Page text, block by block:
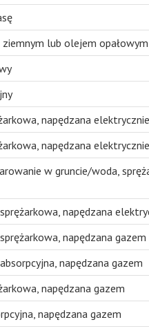
ziemnym lub olejem
napędzana elektrycznie
napędzana elektrycznie
w gruncie/woda,
napędzana
napędzana gazem
napędzana gazem
napędzana gazem
napędzana gazem